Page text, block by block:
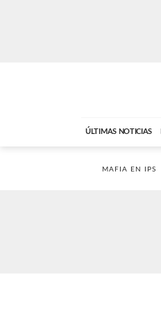
ÚLTIMAS NOTICIAS
MAFIA EN IPS